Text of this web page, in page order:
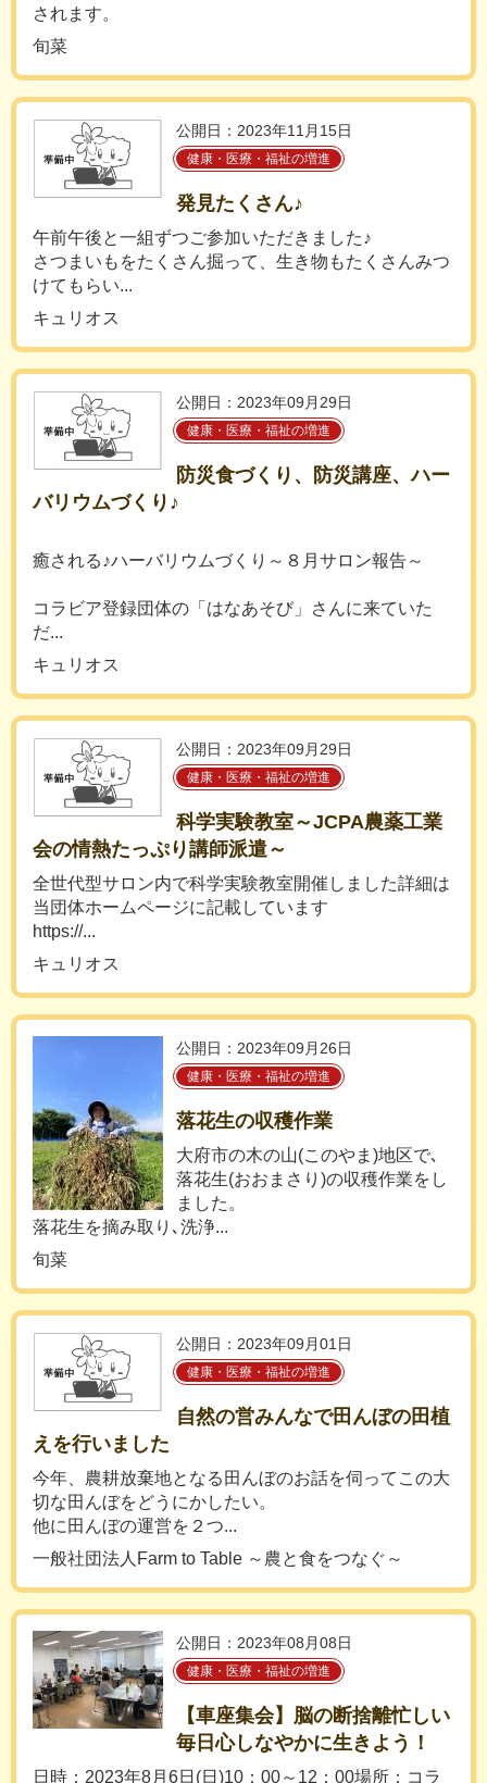
されます。
旬菜
公開日：2023年11月15日
健康・医療・福祉の増進
発見たくさん♪
午前午後と一組ずつご参加いただきました♪
さつまいもをたくさん掘って、生き物もたくさんみつ
けてもらい...
キュリオス
公開日：2023年09月29日
健康・医療・福祉の増進
防災食づくり、防災講座、ハー
バリウムづくり♪
癒される♪ハーバリウムづくり～８月サロン報告～
コラビア登録団体の「はなあそび」さんに来ていた
だ...
キュリオス
公開日：2023年09月29日
健康・医療・福祉の増進
科学実験教室～JCPA農薬工業
会の情熱たっぷり講師派遣～
全世代型サロン内で科学実験教室開催しました詳細は
当団体ホームページに記載しています
https://...
キュリオス
公開日：2023年09月26日
健康・医療・福祉の増進
落花生の収穫作業
大府市の木の山(このやま)地区で､
落花生(おおまさり)の収穫作業をし
ました。
落花生を摘み取り､洗浄...
旬菜
公開日：2023年09月01日
健康・医療・福祉の増進
自然の営みんなで田んぼの田植
えを行いました
今年、農耕放棄地となる田んぼのお話を伺ってこの大
切な田んぼをどうにかしたい。
他に田んぼの運営を２つ...
一般社団法人Farm to Table ～農と食をつなぐ～
公開日：2023年08月08日
健康・医療・福祉の増進
【車座集会】脳の断捨離忙しい
毎日心しなやかに生きよう！
日時：2023年8月6日(日)10：00～12：00場所：コラ